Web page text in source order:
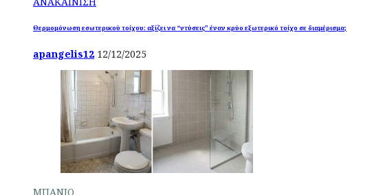
Θερμομόνωση εσωτερικού τοίχου: αξίζει να “ντύσεις” έναν κρύο εξωτερικό τοίχο σε διαμέρισμα;
apangelis12 12/12/2025
ΜΠΑΝΙΟ